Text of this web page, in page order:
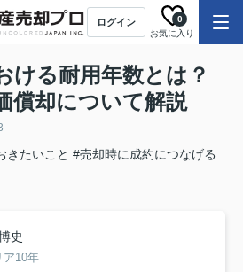
ログイン
お気に入り
0
ける耐用年数とは？
償却について解説
きたいこと #売却時に成約につなげる
史
ア10年